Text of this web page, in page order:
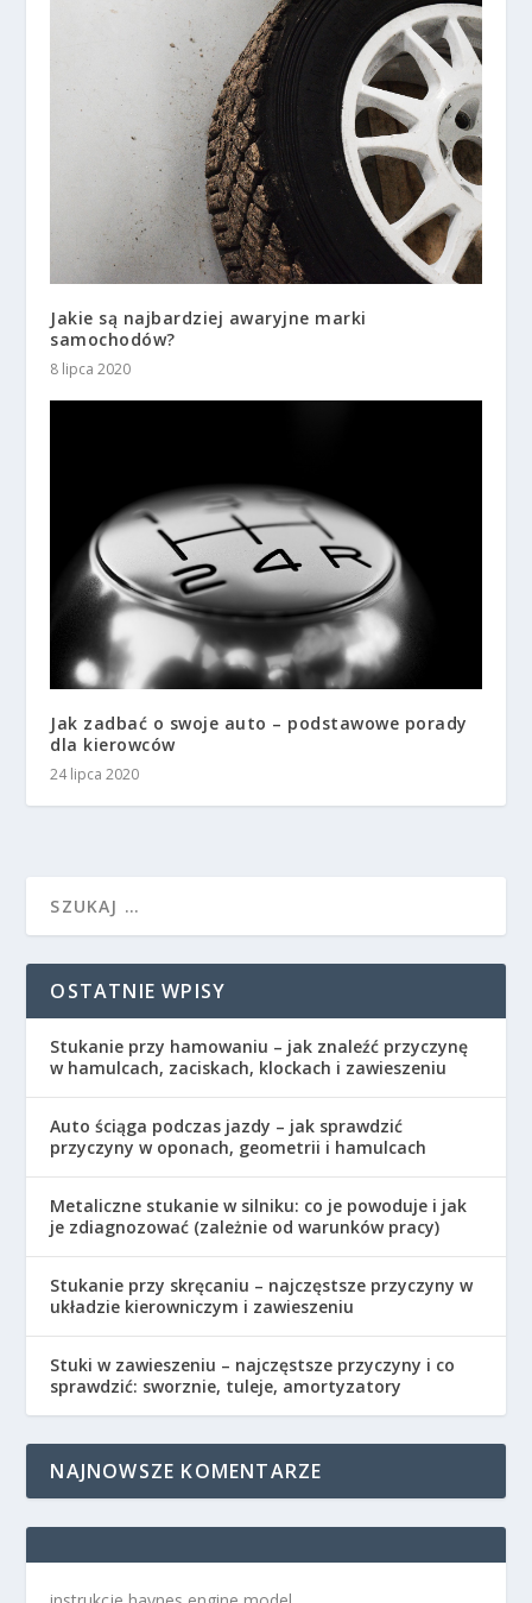
Jakie są najbardziej awaryjne marki
samochodów?
8 lipca 2020
Jak zadbać o swoje auto – podstawowe porady
dla kierowców
24 lipca 2020
OSTATNIE WPISY
Stukanie przy hamowaniu – jak znaleźć przyczynę
w hamulcach, zaciskach, klockach i zawieszeniu
Auto ściąga podczas jazdy – jak sprawdzić
przyczyny w oponach, geometrii i hamulcach
Metaliczne stukanie w silniku: co je powoduje i jak
je zdiagnozować (zależnie od warunków pracy)
Stukanie przy skręcaniu – najczęstsze przyczyny w
układzie kierowniczym i zawieszeniu
Stuki w zawieszeniu – najczęstsze przyczyny i co
sprawdzić: sworznie, tuleje, amortyzatory
NAJNOWSZE KOMENTARZE